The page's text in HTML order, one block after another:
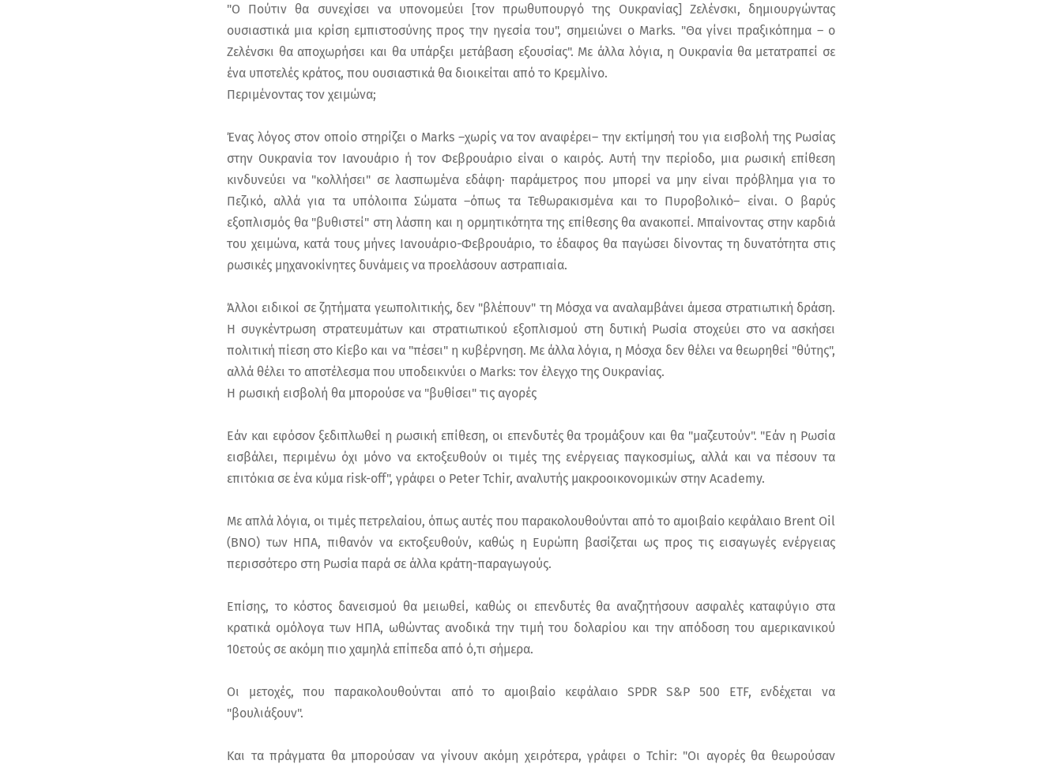
"Ο Πούτιν θα συνεχίσει να υπονομεύει [τον πρωθυπουργό της Ουκρανίας] Ζελένσκι, δημιουργώντας
ουσιαστικά μια κρίση εμπιστοσύνης προς την ηγεσία του", σημειώνει ο Marks. "Θα γίνει πραξικόπημα – ο
Ζελένσκι θα αποχωρήσει και θα υπάρξει μετάβαση εξουσίας". Με άλλα λόγια, η Ουκρανία θα μετατραπεί σε
ένα υποτελές κράτος, που ουσιαστικά θα διοικείται από το Κρεμλίνο.
Περιμένοντας τον χειμώνα;
Ένας λόγος στον οποίο στηρίζει ο Marks –χωρίς να τον αναφέρει– την εκτίμησή του για εισβολή της Ρωσίας
στην Ουκρανία τον Ιανουάριο ή τον Φεβρουάριο είναι ο καιρός. Αυτή την περίοδο, μια ρωσική επίθεση
κινδυνεύει να "κολλήσει" σε λασπωμένα εδάφη· παράμετρος που μπορεί να μην είναι πρόβλημα για το
Πεζικό, αλλά για τα υπόλοιπα Σώματα –όπως τα Τεθωρακισμένα και το Πυροβολικό– είναι. Ο βαρύς
εξοπλισμός θα "βυθιστεί" στη λάσπη και η ορμητικότητα της επίθεσης θα ανακοπεί. Μπαίνοντας στην καρδιά
του χειμώνα, κατά τους μήνες Ιανουάριο-Φεβρουάριο, το έδαφος θα παγώσει δίνοντας τη δυνατότητα στις
ρωσικές μηχανοκίνητες δυνάμεις να προελάσουν αστραπιαία.
Άλλοι ειδικοί σε ζητήματα γεωπολιτικής, δεν "βλέπουν" τη Μόσχα να αναλαμβάνει άμεσα στρατιωτική δράση.
Η συγκέντρωση στρατευμάτων και στρατιωτικού εξοπλισμού στη δυτική Ρωσία στοχεύει στο να ασκήσει
πολιτική πίεση στο Κίεβο και να "πέσει" η κυβέρνηση. Με άλλα λόγια, η Μόσχα δεν θέλει να θεωρηθεί "θύτης",
αλλά θέλει το αποτέλεσμα που υποδεικνύει ο Marks: τον έλεγχο της Ουκρανίας.
Η ρωσική εισβολή θα μπορούσε να "βυθίσει" τις αγορές
Εάν και εφόσον ξεδιπλωθεί η ρωσική επίθεση, οι επενδυτές θα τρομάξουν και θα "μαζευτούν". "Εάν η Ρωσία
εισβάλει, περιμένω όχι μόνο να εκτοξευθούν οι τιμές της ενέργειας παγκοσμίως, αλλά και να πέσουν τα
επιτόκια σε ένα κύμα risk-off", γράφει ο Peter Tchir, αναλυτής μακροοικονομικών στην Academy.
Με απλά λόγια, οι τιμές πετρελαίου, όπως αυτές που παρακολουθούνται από το αμοιβαίο κεφάλαιο Brent Oil
(BNO) των ΗΠΑ, πιθανόν να εκτοξευθούν, καθώς η Ευρώπη βασίζεται ως προς τις εισαγωγές ενέργειας
περισσότερο στη Ρωσία παρά σε άλλα κράτη-παραγωγούς.
Επίσης, το κόστος δανεισμού θα μειωθεί, καθώς οι επενδυτές θα αναζητήσουν ασφαλές καταφύγιο στα
κρατικά ομόλογα των ΗΠΑ, ωθώντας ανοδικά την τιμή του δολαρίου και την απόδοση του αμερικανικού
10ετούς σε ακόμη πιο χαμηλά επίπεδα από ό,τι σήμερα.
Οι μετοχές, που παρακολουθούνται από το αμοιβαίο κεφάλαιο SPDR S&P 500 ETF, ενδέχεται να
"βουλιάξουν".
Και τα πράγματα θα μπορούσαν να γίνουν ακόμη χειρότερα, γράφει ο Tchir: "Οι αγορές θα θεωρούσαν